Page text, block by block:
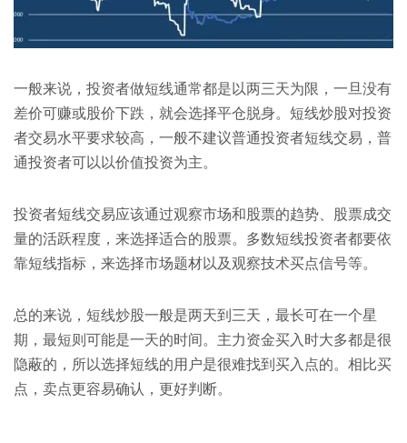
一般来说，投资者做短线通常都是以两三天为限，一旦没有
差价可赚或股价下跌，就会选择平仓脱身。短线炒股对投资
者交易水平要求较高，一般不建议普通投资者短线交易，普
通投资者可以以价值投资为主。
投资者短线交易应该通过观察市场和股票的趋势、股票成交
量的活跃程度，来选择适合的股票。多数短线投资者都要依
靠短线指标，来选择市场题材以及观察技术买点信号等。
总的来说，短线炒股一般是两天到三天，最长可在一个星
期，最短则可能是一天的时间。主力资金买入时大多都是很
隐蔽的，所以选择短线的用户是很难找到买入点的。相比买
点，卖点更容易确认，更好判断。